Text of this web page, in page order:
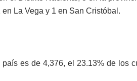
La Vega y 1 en San Cristóbal.
es de 4,376, el 23.13% de los